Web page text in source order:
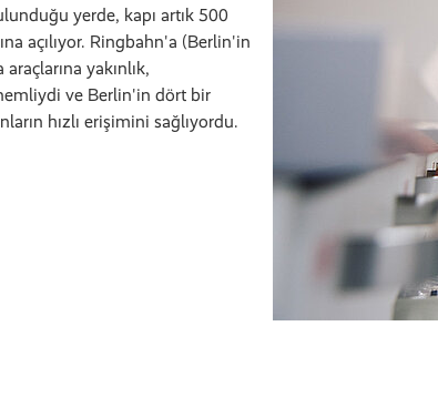
yerde, kapı artık 500
açılıyor. Ringbahn'a (Berlin'in
yakınlık,
ve Berlin'in dört bir
hızlı erişimini sağlıyordu.